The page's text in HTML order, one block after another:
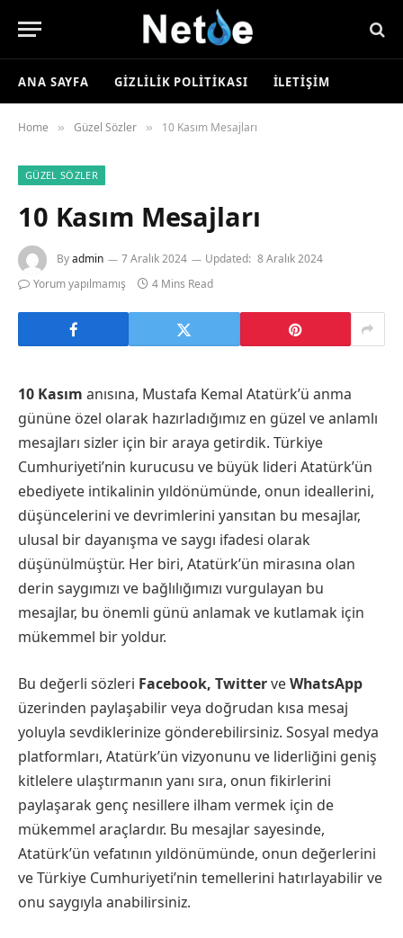
ANA SAYFA GIZLILIK POLITIKASI İLETIŞIM
Home » Güzel Sözler » 10 Kasım Mesajları
GÜZEL SÖZLER
10 Kasım Mesajları
Byadmin 7 Aralık 2024 Updated: 8 Aralık 2024
Yorum yapılmamış
4 Mins Read
10 Kasım anısına, Mustafa Kemal Atatürk’ü anma
gününe özel olarak hazırladığımız en güzel ve anlamlı
mesajları sizler için bir araya getirdik. Türkiye
Cumhuriyeti’nin kurucusu ve büyük lideri Atatürk’ün
ebediyete intikalinin yıldönümünde, onun ideallerini,
düşüncelerini ve devrimlerini yansıtan bu mesajlar,
ulusal bir dayanışma ve saygı ifadesi olarak
düşünülmüştür. Her biri, Atatürk’ün mirasına olan
derin saygımızı ve bağlılığımızı vurgulayan bu
mesajlar, bu önemli günü anlamak ve kutlamak için
mükemmel bir yoldur.
Bu değerli sözleri Facebook, TwitterveWhatsApp
üzerinden paylaşabilir veya doğrudan kısa mesaj
yoluyla sevdiklerinize gönderebilirsiniz. Sosyal medya
platformları, Atatürk’ün vizyonunu ve liderliğini geniş
kitlelere ulaştırmanın yanı sıra, onun fikirlerini
paylaşarak genç nesillere ilham vermek için de
mükemmel araçlardır. Bu mesajlar sayesinde,
Atatürk’ün vefatının yıldönümünde, onun değerlerini
ve Türkiye Cumhuriyeti’nin temellerini hatırlayabilir ve
onu saygıyla anabilirsiniz.